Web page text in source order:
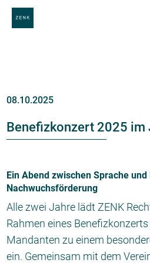
08.10.2025
Benefizkonzert 2025 im
Ein Abend zwischen Sprache
Nachwuchsförderung
Alle zwei Jahre lädt ZENK
Rahmen eines
Mandanten zu einem
ein. Gemeinsam mit dem